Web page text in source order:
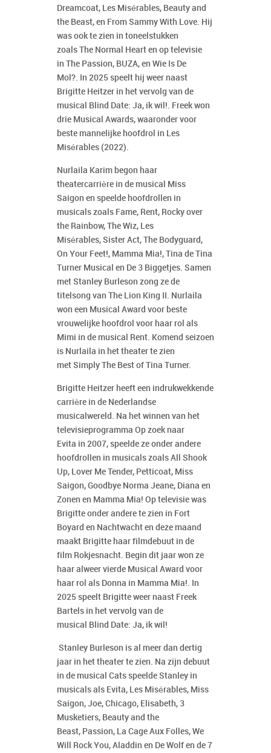
Dreamcoat, Les Misérables, Beauty and
the Beast, en From Sammy With Love. Hij
was ook te zien in toneelstukken
zoals The Normal Heart en op televisie
in The Passion, BUZA, en Wie Is De
Mol?. In 2025 speelt hij weer naast
Brigitte Heitzer in het vervolg van de
musical
Blind Date: Ja, ik wil!. Freek won
drie Musical Awards, waaronder voor
beste mannelijke hoofdrol in Les
Misérables (2022).
Nurlaila Karim begon haar
theatercarrière in de musical
Miss
Saigon en speelde hoofdrollen in
musicals zoals Fame, Rent, Rocky over
the Rainbow, The Wiz, Les
Misérables, Sister Act, The Bodyguard,
On Your Feet!, Mamma Mia!, Tina de Tina
Turner Musical en De 3 Biggetjes. Samen
met Stanley Burleson zong ze de
titelsong van The Lion King II . Nurlaila
won een Musical Award voor beste
vrouwelijke hoofdrol voor haar rol als
Mimi in de musical
Rent. Komend seizoen
is Nurlaila in het theater te zien
met Simply The Best of Tina Turner.
Brigitte Heitzer heeft een indrukwekkende
carrière in de Nederlandse
musicalwereld. Na het winnen van het
televisieprogramma Op zoek naar
Evita in 2007, speelde ze onder andere
hoofdrollen in musicals zoals All Shook
Up, Lover Me Tender, Petticoat, Miss
Saigon, Goodbye Norma Jeane, Diana en
Zonen en Mamma Mia! Op televisie was
Brigitte onder andere te zien in Fort
Boyard en Nachtwacht en deze maand
maakt Brigitte haar filmdebuut in de
film Rokjesnacht. Begin dit jaar won ze
haar alweer vierde Musical Award voor
haar rol als Donna in Mamma Mia!. In
2025 speelt Brigitte weer naast Freek
Bartels in het vervolg van de
musical
Blind Date: Ja, ik wil!
Stanley Burleson is al meer dan dertig
jaar in het theater te zien. Na zijn debuut
in de musical Cats speelde Stanley in
musicals als Evita, Les Misérables, Miss
Saigon, Joe, Chicago, Elisabeth, 3
Musketiers, Beauty and the
Beast, Passion, La Cage Aux Folles, We
Will Rock You, Aladdin en De Wolf en de 7